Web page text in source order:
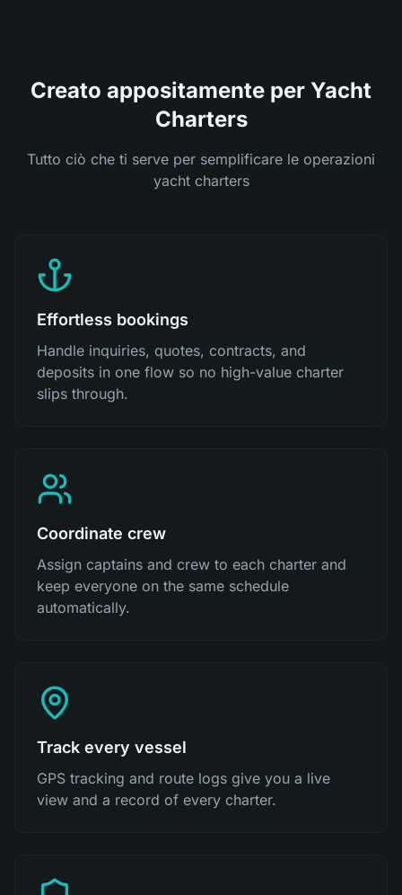
Creato appositamente per Yacht
Charters
Tutto ciò che ti serve per semplificare le operazioni
yacht charters
Effortless bookings
Handle inquiries, quotes, contracts, and
deposits in one flow so no high-value charter
slips through.
Coordinate crew
Assign captains and crew to each charter and
keep everyone on the same schedule
automatically.
Track every vessel
GPS tracking and route logs give you a live
view and a record of every charter.